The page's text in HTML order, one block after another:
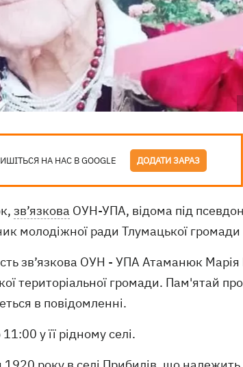
НА НАС В GOOGLE ДОДАТИ ЗАРАЗ
зв’язкова ОУН-УПА, відома під
молодіжної ради Тлумацької громади
зв’язкова ОУН - УПА Атаманюк
територіальної громади. Пам'ятай
в повідомленні.
у її рідному селі.